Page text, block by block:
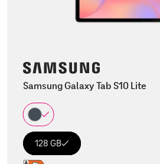
Samsung Galaxy Tab S10 Lite
128 GB